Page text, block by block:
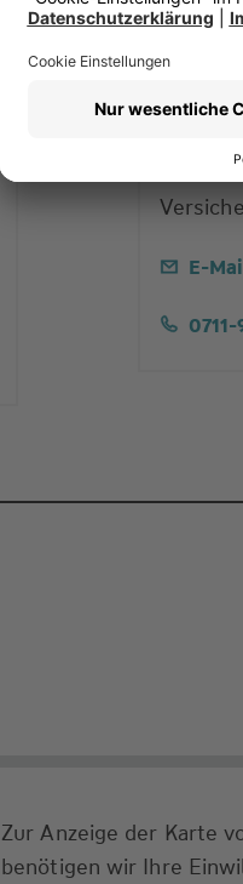
E-
0711-
Zur Anzeige der Karte
benötigen wir Ihre